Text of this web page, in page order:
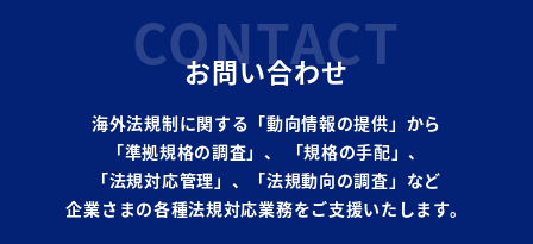
CONTACT
お問い合わせ
海外法規制に関する「動向情報の提供」から
「準拠規格の調査」、
「規格の手配」、
「法規対応管理」、「法規動向の調査」など
企業さまの各種法規対応業務をご支援いたします。